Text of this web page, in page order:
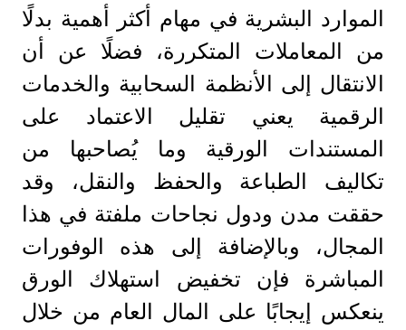
الموارد البشرية في مهام أكثر أهمية بدلًا
من المعاملات المتكررة، فضلًا عن أن
الانتقال إلى الأنظمة السحابية والخدمات
الرقمية يعني تقليل الاعتماد على
المستندات الورقية وما يُصاحبها من
تكاليف الطباعة والحفظ والنقل، وقد
حققت مدن ودول نجاحات ملفتة في هذا
المجال، وبالإضافة إلى هذه الوفورات
المباشرة فإن تخفيض استهلاك الورق
ينعكس إيجابًا على المال العام من خلال